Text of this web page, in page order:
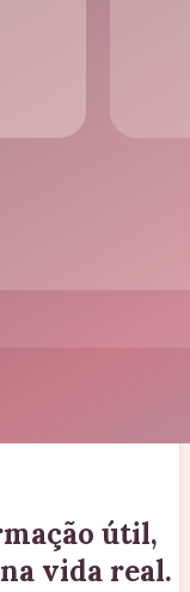
útil,
vida real.